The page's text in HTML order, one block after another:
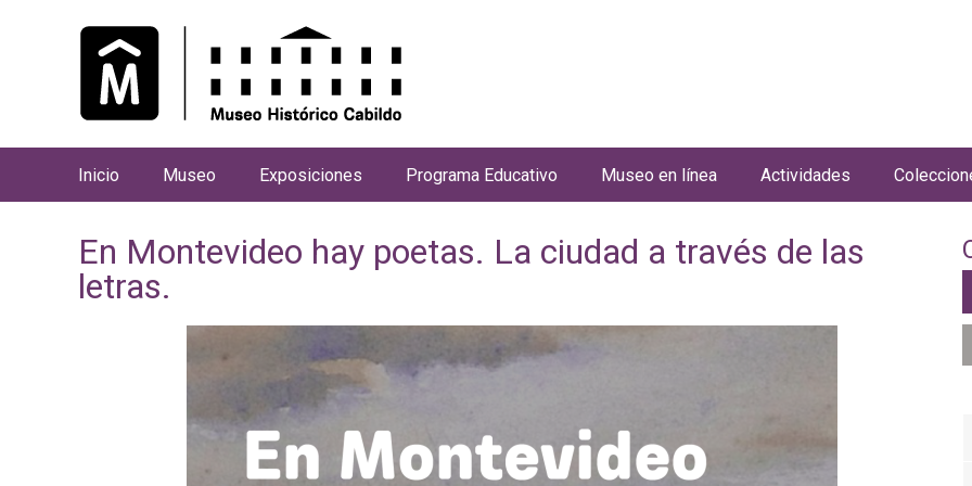
En Montevideo hay poetas. La ciudad a través de las
letras.
n
ú
Inicio Museo Exposiciones Programa Educativo Museo en línea Actividades